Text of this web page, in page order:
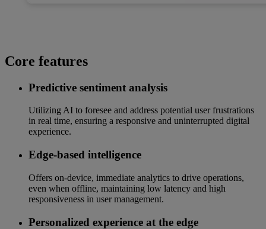
Core features
Predictive sentiment analysis
Utilizing AI to foresee and address potential user frustrations
in real time, ensuring a responsive and uninterrupted digital
experience.
Edge-based intelligence
Offers on-device, immediate analytics to drive operations,
even when offline, maintaining low latency and high
responsiveness in user management.
Personalized experience at the edge